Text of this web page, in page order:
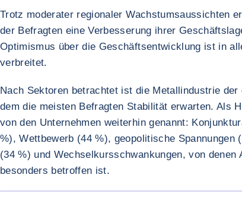
Trotz moderater regionaler Wachstumsaussichten
der Befragten eine Verbesserung ihrer
Optimismus über die Geschäftsentwicklung ist in
verbreitet.
Nach Sektoren betrachtet ist die Metallindustrie
dem die meisten Befragten Stabilität erwarten. Als
von den Unternehmen weiterhin genannt:
%), Wettbewerb (44 %), geopolitische Spannungen
(34 %) und Wechselkursschwankungen, von denen
besonders betroffen ist.